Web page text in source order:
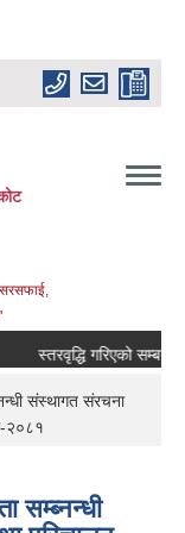
सरसफाई,
स्तरवृद्धि गरिएको सम्बन्धमा ।
संस्थागत संरचना
२०८१
सम्ब्नन्धी